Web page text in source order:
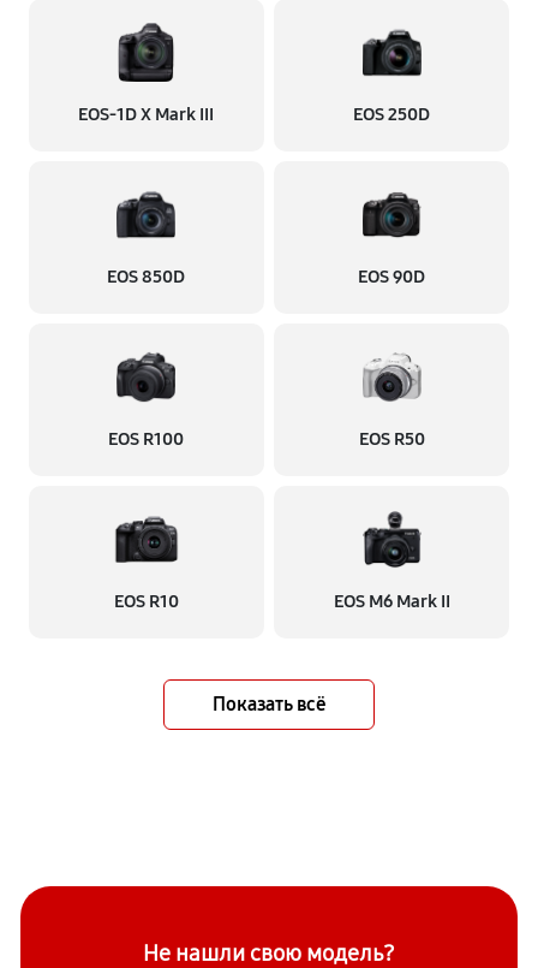
EOS‑1D X Mark III EOS 250D
EOS 850D EOS 90D
EOS R100 EOS R50
EOS R10 EOS M6 Mark II
Показать всё
Не нашли свою модель?